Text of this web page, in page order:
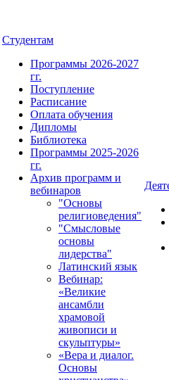
Студентам
Программы 2026-2027
гг.
Поступление
Расписание
Оплата обучения
Дипломы
Библиотека
Программы 2025-2026
гг.
Архив программ и
вебинаров
"Основы
религиоведения"
"Смысловые
основы
лидерства"
Латинский язык
Вебинар:
«Великие
ансамбли
храмовой
живописи и
скульптуры»
«Вера и диалог.
Основы